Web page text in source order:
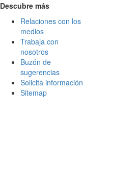
Descubre más
Relaciones con los
medios
Trabaja con
nosotros
Buzón de
sugerencias
Solicita información
Sitemap